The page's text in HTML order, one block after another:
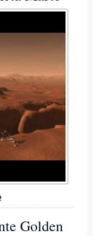
Golden